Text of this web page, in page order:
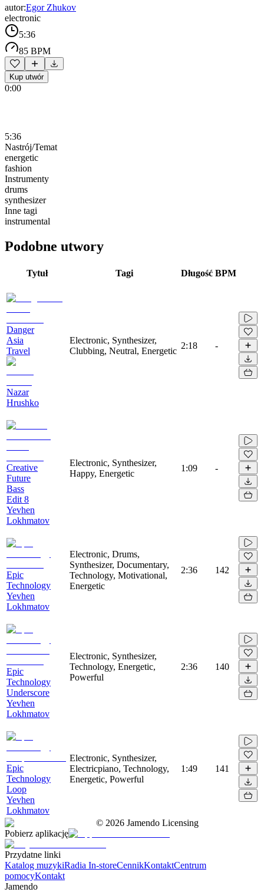
autor:Egor Zhukov
electronic
5:36
85 BPM
Kup utwór
0:00
5:36
Nastrój/Temat
energetic
fashion
Instrumenty
drums
synthesizer
Inne tagi
instrumental
Podobne utwory
Tytuł Tagi Długość BPM
Danger
Asia
Travel
Nazar
Hrushko
Electronic, Synthesizer,
Clubbing, Neutral, Energetic
2:18 -
Creative
Future
Bass
Edit 8
Yevhen
Lokhmatov
Electronic, Synthesizer,
Happy, Energetic
1:09 -
Epic
Technology
Yevhen
Lokhmatov
Electronic, Drums,
Synthesizer, Documentary,
Technology, Motivational,
Energetic
2:36 142
Epic
Technology
Underscore
Yevhen
Lokhmatov
Electronic, Synthesizer,
Technology, Energetic,
Powerful
2:36 140
Epic
Technology
Loop
Yevhen
Lokhmatov
Electronic, Synthesizer,
Electricpiano, Technology,
Energetic, Powerful
1:49 141
© 2026 Jamendo Licensing
Pobierz aplikację
Przydatne linki
Katalog muzykiRadia In-storeCennikKontaktCentrum
pomocyKontakt
Jamendo